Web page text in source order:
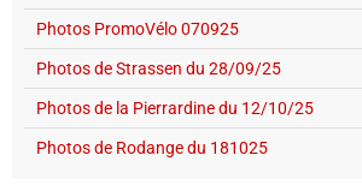
Photos PromoVélo 070925
Photos de Strassen du 28/09/25
Photos de la Pierrardine du 12/10/25
Photos de Rodange du 181025